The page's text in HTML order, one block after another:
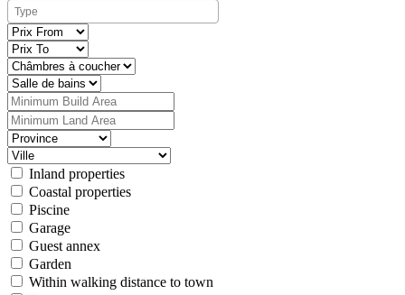
Inland properties
Coastal properties
Piscine
Garage
Guest annex
Garden
Within walking distance to town